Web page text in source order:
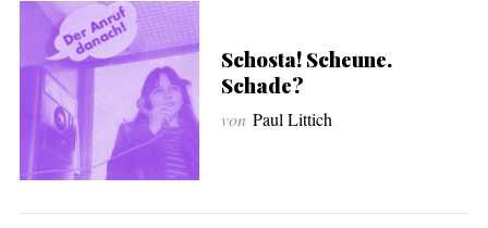
Schosta! Scheune.
Schade?
von Paul Littich
e
a
c
f
r